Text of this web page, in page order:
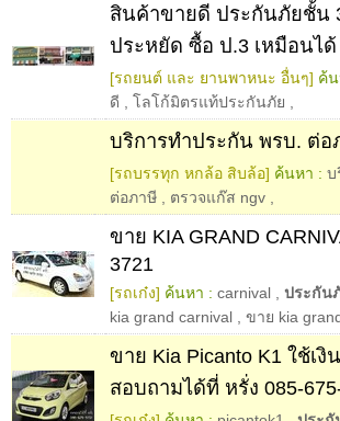
สินค้าขายดี ประกันภัยชั้น
ประหยัด ซื้อ ป.3 เหมือนไ
[รถยนต์ และ ยานพาหนะ อื่นๆ] ค้
ดี
โลโก้มิตรแท้ประกันภัย
บริการทำประกัน พรบ. ต่อ
[รถบรรทุก หกล้อ สิบล้อ] ค้นหา : บ
ต่อภาษี
ตรวจแก๊ส ngv
ขาย KIA GRAND
3721
[รถเก๋ง] ค้นหา : carnival ประกัน
kia grand carnival
ขาย kia
ขาย Kia Picanto K1 ใช้เ
สอบถามได้ที่ หรั่ง 085-